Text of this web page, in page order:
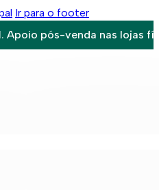
Ir para o footer
Apoio pós-venda nas lojas